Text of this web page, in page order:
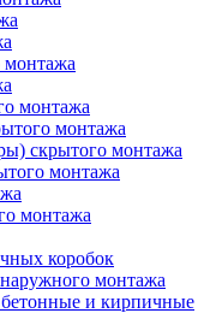
монтажа
монтажа
монтажа
скрытого монтажа
монтажа
монтажа
коробок
монтажа
и кирпичные